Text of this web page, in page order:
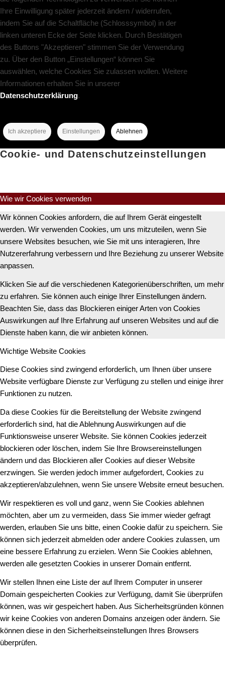
Ihre Einwilligung später jederzeit ändern / widerrufen,
indem Sie auf die Schaltfläche (Schlosssymbol) in der
linken unteren Ecke der Seite klicken. Durch Bestätigen
des Buttons "Akzeptieren" stimmen Sie der Verwendung
zu. Über den Button „Einstellungen“ können Sie
auswählen, welche Cookies Sie zulassen wollen. Weitere
Informationen erhalten Sie in unserer
Datenschutzerklärung.
Ich akzeptiere Einstellungen Ablehnen
Cookie- und Datenschutzeinstellungen
Wie wir Cookies verwenden
Wir können Cookies anfordern, die auf Ihrem Gerät eingestellt
werden. Wir verwenden Cookies, um uns mitzuteilen, wenn Sie
unsere Websites besuchen, wie Sie mit uns interagieren, Ihre
Nutzererfahrung verbessern und Ihre Beziehung zu unserer Website
anpassen.
Klicken Sie auf die verschiedenen Kategorienüberschriften, um mehr
zu erfahren. Sie können auch einige Ihrer Einstellungen ändern.
Beachten Sie, dass das Blockieren einiger Arten von Cookies
Auswirkungen auf Ihre Erfahrung auf unseren Websites und auf die
Dienste haben kann, die wir anbieten können.
Wichtige Website Cookies
Diese Cookies sind zwingend erforderlich, um Ihnen über unsere
Website verfügbare Dienste zur Verfügung zu stellen und einige ihrer
Funktionen zu nutzen.
Da diese Cookies für die Bereitstellung der Website zwingend
erforderlich sind, hat die Ablehnung Auswirkungen auf die
Funktionsweise unserer Website. Sie können Cookies jederzeit
blockieren oder löschen, indem Sie Ihre Browsereinstellungen
ändern und das Blockieren aller Cookies auf dieser Website
erzwingen. Sie werden jedoch immer aufgefordert, Cookies zu
akzeptieren/abzulehnen, wenn Sie unsere Website erneut besuchen.
Wir respektieren es voll und ganz, wenn Sie Cookies ablehnen
möchten, aber um zu vermeiden, dass Sie immer wieder gefragt
werden, erlauben Sie uns bitte, einen Cookie dafür zu speichern. Sie
können sich jederzeit abmelden oder andere Cookies zulassen, um
eine bessere Erfahrung zu erzielen. Wenn Sie Cookies ablehnen,
werden alle gesetzten Cookies in unserer Domain entfernt.
Wir stellen Ihnen eine Liste der auf Ihrem Computer in unserer
Domain gespeicherten Cookies zur Verfügung, damit Sie überprüfen
können, was wir gespeichert haben. Aus Sicherheitsgründen können
wir keine Cookies von anderen Domains anzeigen oder ändern. Sie
können diese in den Sicherheitseinstellungen Ihres Browsers
überprüfen.